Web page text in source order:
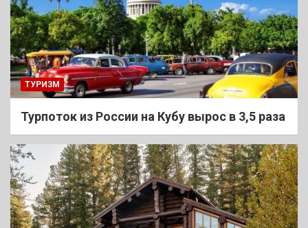
ТУРИЗМ
Турпоток из России на Кубу вырос в 3,5 раза